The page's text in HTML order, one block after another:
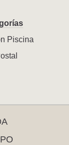
Piscina